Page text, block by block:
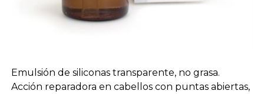
Emulsión de siliconas transparente, no grasa.
Acción reparadora en cabellos con puntas abiertas,